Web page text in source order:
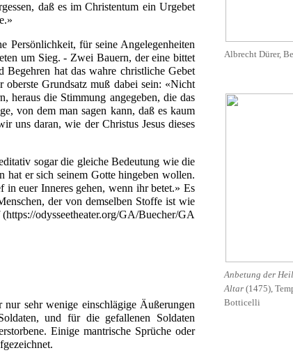
Albrecht Dürer,
Anbetung der
Altar (1475),
Botticelli
daß es im Christentum ein Urgebet
Persönlichkeit, für seine Angelegenheiten
um Sieg. - Zwei Bauern, der eine bittet
hat das wahre christliche Gebet
Grundsatz muß dabei sein: «Nicht
heraus die Stimmung angegeben, die das
von dem man sagen kann, daß es kaum
uns daran, wie der Christus Jesus dieses
sogar die gleiche Bedeutung wie die
hat er sich seinem Gotte hingeben wollen.
in euer Inneres gehen, wenn ihr betet.» Es
der von demselben Stoffe ist wie
sehr wenige einschlägige Äußerungen
und für die gefallenen Soldaten
Einige mantrische Sprüche oder